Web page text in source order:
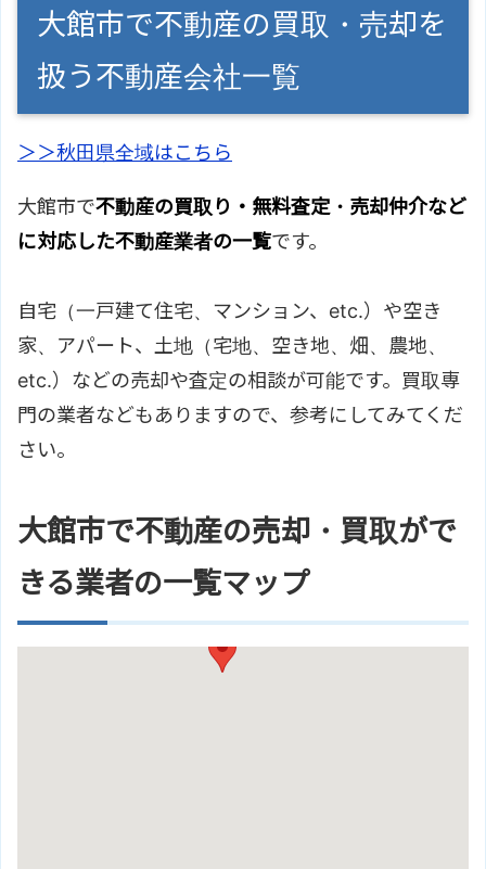
大館市で不動産の買取・売却を
扱う不動産会社一覧
＞＞秋田県全域はこちら
大館市で不動産の買取り・無料査定・売却仲介など
に対応した不動産業者の一覧です。
自宅（一戸建て住宅、マンション、etc.）や空き
家、アパート、土地（宅地、空き地、畑、農地、
etc.）などの売却や査定の相談が可能です。買取専
門の業者などもありますので、参考にしてみてくだ
さい。
大館市で不動産の売却・買取がで
きる業者の一覧マップ